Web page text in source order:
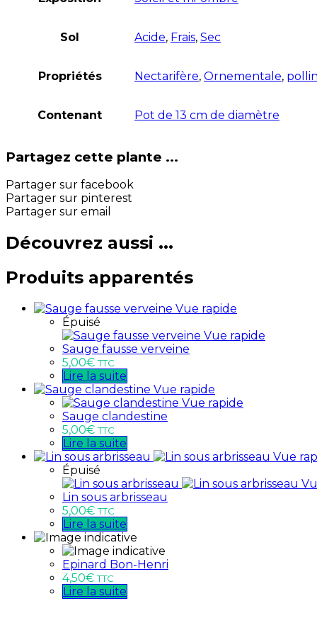
Sol Acide, Frais, Sec
Propriétés Nectarifère, Ornementale,
Contenant Pot de 13 cm de diamètre
Partagez cette plante ...
Partager sur facebook
Partager sur pinterest
Partager sur email
Découvrez aussi ...
Produits apparentés
Vue rapide
Épuisé
Vue rapide
Sauge fausse verveine
5,00€ TTC
Lire la suite
Vue rapide
Vue rapide
Sauge clandestine
5,00€ TTC
Lire la suite
Vue
Épuisé
Lin sous arbrisseau
5,00€ TTC
Lire la suite
Epinard Bon-Henri
4,50€ TTC
Lire la suite